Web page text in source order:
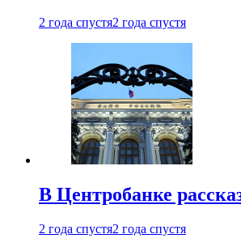
2 года спустя2 года спустя
В Центробанке
2 года спустя2 года спустя